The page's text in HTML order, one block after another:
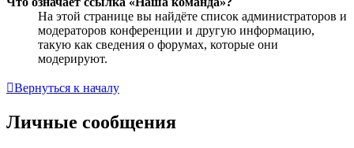
На этой странице вы найдёте список администраторов и
модераторов конференции и другую информацию,
такую как сведения о форумах, которые они
модерируют.
Вернуться к началу
Личные сообщения